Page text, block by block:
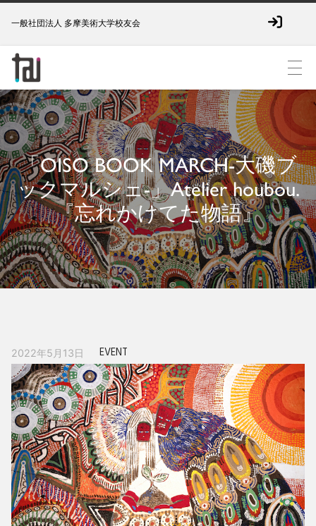
一般社団法人 多摩美術大学校友会
「OISO BOOK MARCH-大磯ブ
ックマルシェ-」Atelier houbou.
『忘れかけてた物語』
2022年5月13日 EVENT